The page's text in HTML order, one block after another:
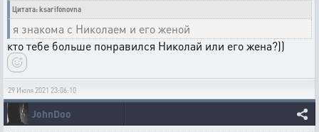
Цитата: ksarifonovna
я знакома с Николаем и его женой
кто тебе больше понравился Николай или его жена?))
29 Июля 2021 23:06:10
JohnDoo